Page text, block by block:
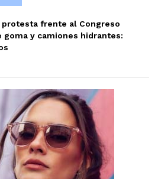
protesta frente al Congreso
goma y camiones hidrantes: